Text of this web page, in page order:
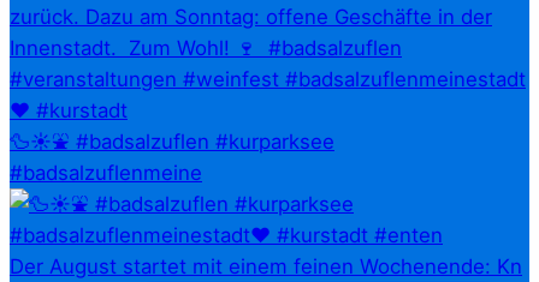
🦆☀️⛲ #badsalzuflen #kurparksee
#badsalzuflenmeine
Der August startet mit einem feinen Wochenende: Kn